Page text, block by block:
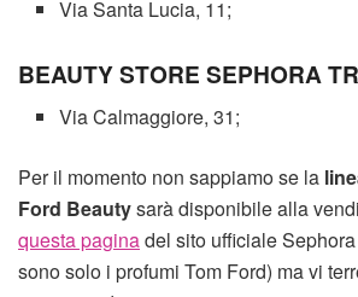
Via Santa Lucia, 11;
BEAUTY STORE SEPHORA
Via Calmaggiore, 31;
Per il momento non sappiamo se la
Ford Beautysarà disponibile alla
questa paginadel sito ufficiale
sono solo i profumi Tom Ford) ma vi